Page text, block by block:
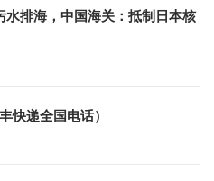
排海，中国海关：抵制日本核
快递全国电话）